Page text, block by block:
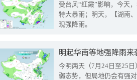
受台风“红霞”影响，今天
特大暴雨；明天，【湖南
现强降雨。
明起华南等地强降雨
今明两天（7月24日至25
弱态势，但局地仍会有强